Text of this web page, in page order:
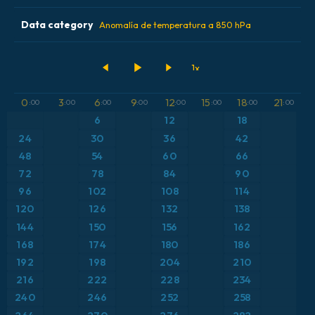
2026-08-09 12 UTC
ECMWF AIFS 0.25° [IA]
ICON Alemania 2 km
Alemania
Caribe
Escandinavia
Estados Unidos
Europa
Data category Anomalía de temperatura a 850 hPa
Anomalía de temperatura a 2 m
Anomalía de temperatura a 850 hPa
Precipitación, nubes y presión
Presión
Temperatura a 2 m
0 :00 3:00 6:00 9:00 12:00 15 :00 18:00 21:00
6 12
18
24
30 36
42
48
54 60
66
72
78 84 90
96 102 108 114
120 126 132
138
144
150 156
162
168
174 180
186
192
198 204 210
216 222 228 234
240 246 252
258